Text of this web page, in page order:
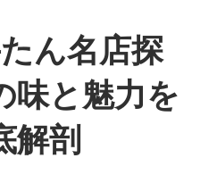
ん名店探
味と魅力を
解剖